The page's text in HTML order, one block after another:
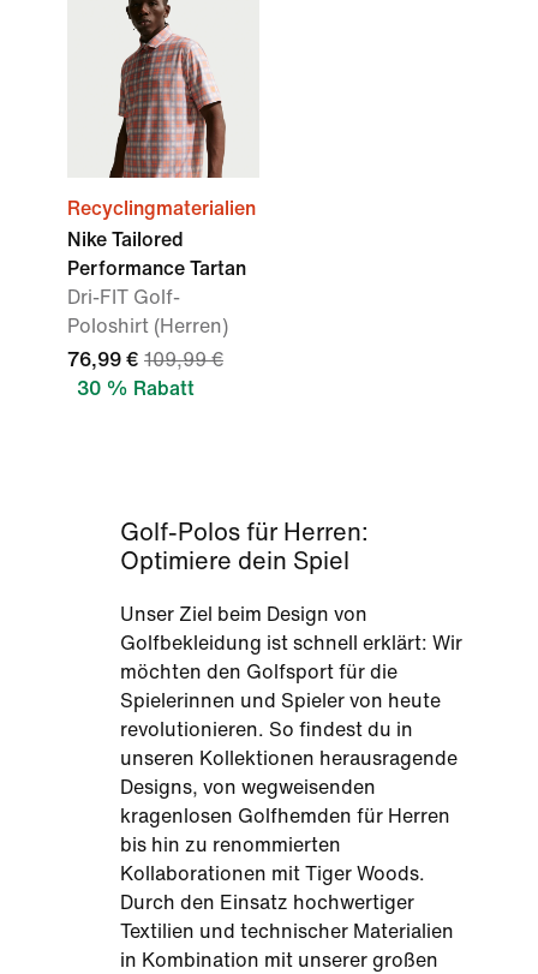
Recyclingmaterialien
Nike Tailored
Performance Tartan
Dri-FIT Golf-
Poloshirt (Herren)
76,99 € 109,99 €
30 % Rabatt
Golf-Polos für Herren:
Optimiere dein Spiel
Unser Ziel beim Design von
Golfbekleidung ist schnell erklärt: Wir
möchten den Golfsport für die
Spielerinnen und Spieler von heute
revolutionieren. So findest du in
unseren Kollektionen herausragende
Designs, von wegweisenden
kragenlosen Golfhemden für Herren
bis hin zu renommierten
Kollaborationen mit Tiger Woods.
Durch den Einsatz hochwertiger
Textilien und technischer Materialien
in Kombination mit unserer großen